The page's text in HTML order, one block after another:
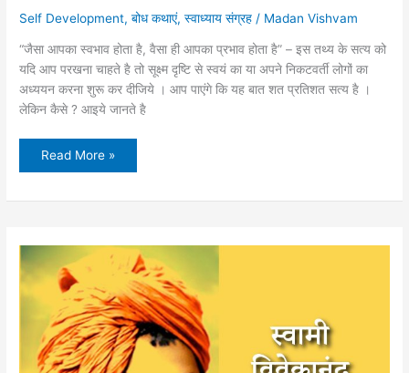
Self Development,बोध कथाएं,स्वाध्याय संग्रह / Madan Vishvam
“जैसा आपका स्वभाव होता है, वैसा ही आपका प्रभाव होता है” – इस तथ्य के सत्य को
यदि आप परखना चाहते है तो सूक्ष्म दृष्टि से स्वयं का या अपने निकटवर्ती लोगों का
अध्ययन करना शुरू कर दीजिये । आप पाएंगे कि यह बात शत प्रतिशत सत्य है ।
लेकिन कैसे ? आइये जानते है
अपना
दो
Read More »